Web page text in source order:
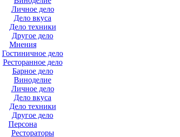
Личное дело
Дело вкуса
Дело техники
Другое дело
Мнения
Гостиничное дело
Ресторанное дело
Барное дело
Виноделие
Личное дело
Дело вкуса
Дело техники
Другое дело
Персона
Рестораторы